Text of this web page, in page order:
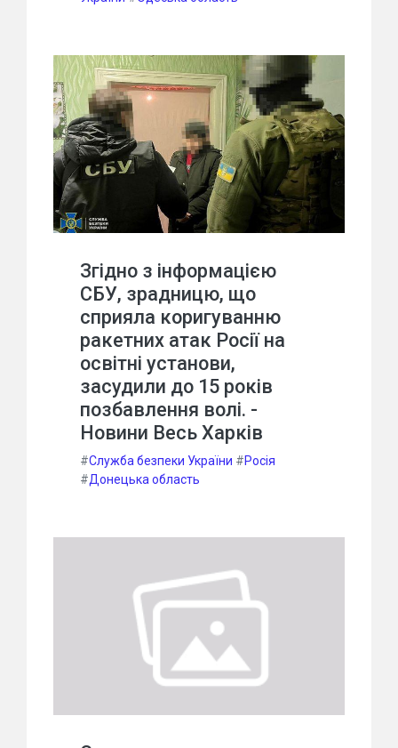
Згідно з інформацією
СБУ, зрадницю, що
сприяла коригуванню
ракетних атак Росії на
освітні установи,
засудили до 15 років
позбавлення волі. -
Новини Весь Харків
#Служба безпеки України #Росія
#Донецька область